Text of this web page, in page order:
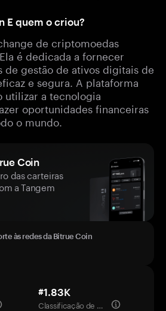
E quem o criou?
de criptomoedas
é dedicada a fornecer
de gestão de ativos digitais de
e segura. A plataforma
a tecnologia
oportunidades financeiras
o mundo.
Coin
das carteiras
a Tangem
às redes da Bitrue Coin
#1.83K
Classificação de mercado